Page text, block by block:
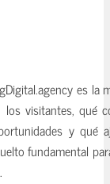
es la
visitantes, qué
y qué
fundamental